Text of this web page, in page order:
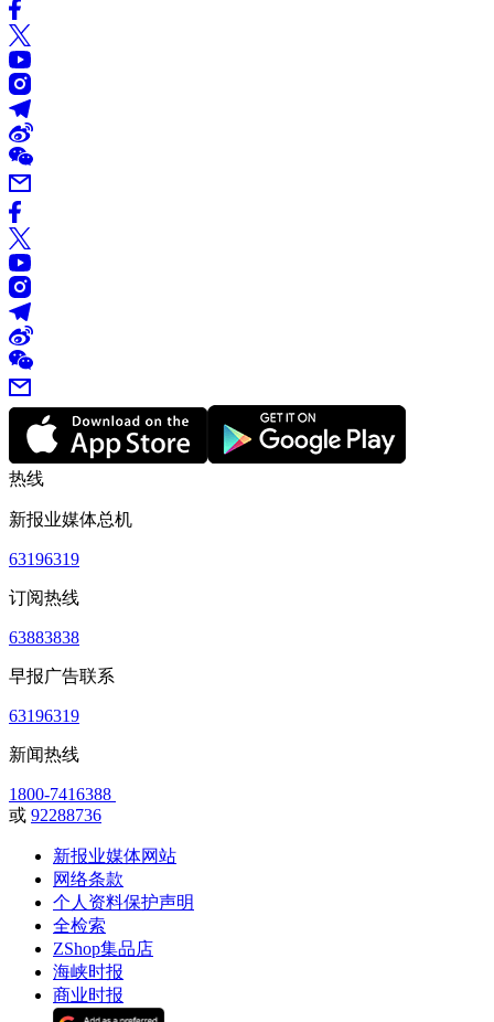
热线
新报业媒体总机
63196319
订阅热线
63883838
早报广告联系
63196319
新闻热线
1800-7416388
或 92288736
新报业媒体网站
网络条款
个人资料保护声明
全检索
ZShop集品店
海峡时报
商业时报